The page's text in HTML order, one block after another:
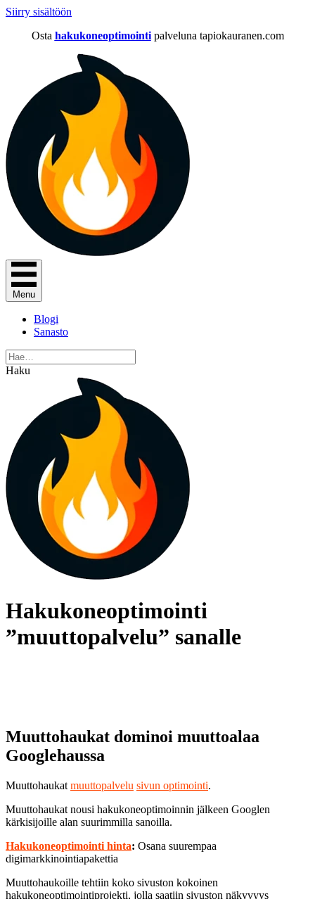
Siirry sisältöön
Osta hakukoneoptimointi palveluna tapiokauranen.com
Menu
Blogi
Sanasto
Haku
Hakukoneoptimointi
”muuttopalvelu” sanalle
Muuttohaukat dominoi muuttoalaa
Googlehaussa
Muuttohaukat muuttopalvelu sivun optimointi.
Muuttohaukat nousi hakukoneoptimoinnin jälkeen Googlen
kärkisijoille alan suurimmilla sanoilla.
Hakukoneoptimointi hinta: Osana suurempaa
digimarkkinointiapakettia
Muuttohaukoille tehtiin koko sivuston kokoinen
hakukoneoptimointiprojekti, jolla saatiin sivuston näkyvyys